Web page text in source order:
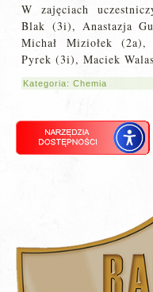
W zajęciach
Blak (3i), Anastazja
Michał Miziołek
Pyrek (3i), Maciek
Kategoria:Chemia